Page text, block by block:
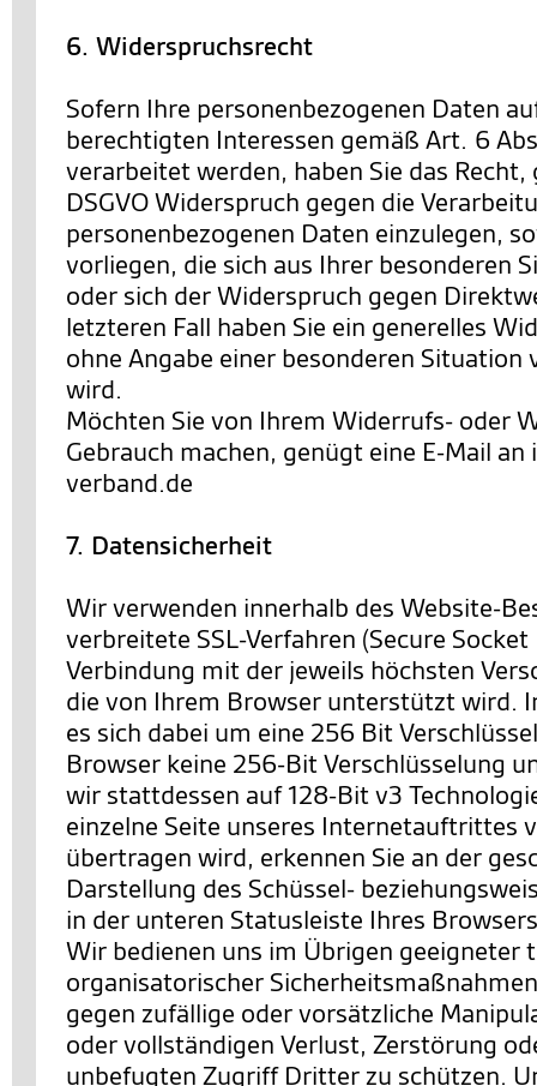
6. Widerspruchsrecht
Sofern Ihre personenbezogenen Daten
berechtigten Interessen gemäß Art. 6
verarbeitet werden, haben Sie das Recht,
DSGVO Widerspruch gegen die
personenbezogenen Daten einzulegen,
vorliegen, die sich aus Ihrer besonderen
oder sich der Widerspruch gegen
letzteren Fall haben Sie ein generelles
ohne Angabe einer besonderen Situation
wird.
Möchten Sie von Ihrem Widerrufs- oder
Gebrauch machen, genügt eine E-Mail an
verband.de
7. Datensicherheit
Wir verwenden innerhalb des Website-
verbreitete SSL-Verfahren (Secure Socket
Verbindung mit der jeweils höchsten
die von Ihrem Browser unterstützt wird.
es sich dabei um eine 256 Bit
Browser keine 256-Bit Verschlüsselung
wir stattdessen auf 128-Bit v3
einzelne Seite unseres Internetauftrittes
übertragen wird, erkennen Sie an der
Darstellung des Schüssel-
in der unteren Statusleiste Ihres
Wir bedienen uns im Übrigen geeigneter
organisatorischer
gegen zufällige oder vorsätzliche
oder vollständigen Verlust, Zerstörung
unbefugten Zugriff Dritter zu schützen.